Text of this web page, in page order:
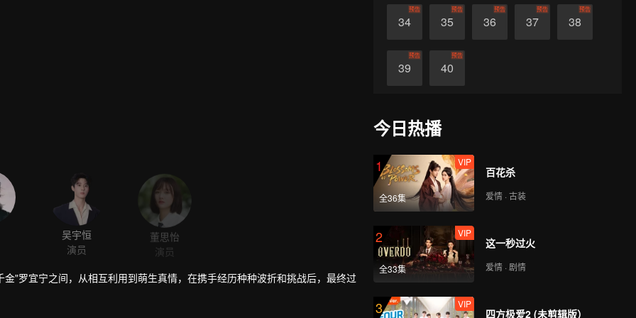
34
预告
35
预告
36
预告
37
预告
38
预告
39
预告
40
预告
吴宇恒
演员
董思怡
演员
"罗宜宁之间，从相互利用到萌生真情，在携手经历种种波折和挑战后，最终过
今日热播
1
全36集
VIP
百花杀
爱情 · 古装
2
全33集
VIP
这一秒过火
爱情 · 剧情
3 VIP
四方极爱2 (未剪辑版）